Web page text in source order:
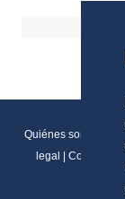
Quiénes somos
legal